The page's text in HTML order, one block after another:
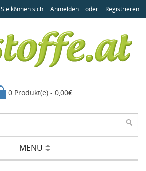
Sie können sich Anmelden oder Registrieren .
0 Produkt(e) - 0,00€
MENU